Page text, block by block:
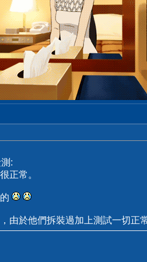
:
正常。
由於他們拆裝過加上測試一切正